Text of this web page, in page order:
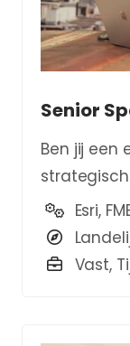
Ben jij een
technische
Esri,
Vast,